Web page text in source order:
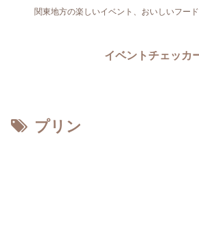
関東地方の楽しいイベント、おいしいフー
イベントチェッカ
プリン